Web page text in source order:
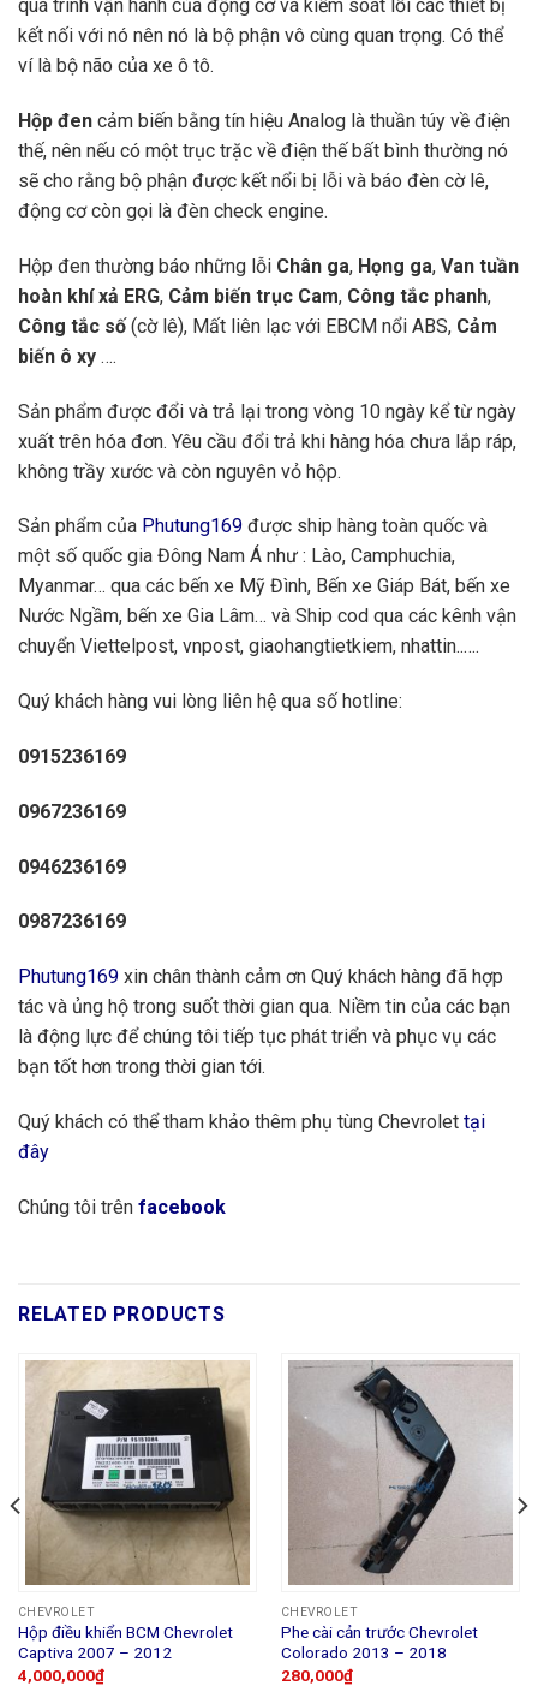
quá trình vận hành của động cơ và kiểm soát lỗi các thiết bị
kết nối với nó nên nó là bộ phận vô cùng quan trọng. Có thể
ví là bộ não của xe ô tô.
Hộp đen cảm biến bằng tín hiệu Analog là thuần túy về điện
thế, nên nếu có một trục trặc về điện thế bất bình thường nó
sẽ cho rằng bộ phận được kết nổi bị lỗi và báo đèn cờ lê,
động cơ còn gọi là đèn check engine.
Hộp đen thường báo những lỗi Chân ga, Họng ga, Van tuần
hoàn khí xả ERG, Cảm biến trục Cam, Công tắc phanh,
Công tắc số(cờ lê), Mất liên lạc với EBCM nổi ABS, Cảm
biến ô xy ….
Sản phẩm được đổi và trả lại trong vòng 10 ngày kể từ ngày
xuất trên hóa đơn. Yêu cầu đổi trả khi hàng hóa chưa lắp ráp,
không trầy xước và còn nguyên vỏ hộp.
Sản phẩm của Phutung169 được ship hàng toàn quốc và
một số quốc gia Đông Nam Á như : Lào, Camphuchia,
Myanmar… qua các bến xe Mỹ Đình, Bến xe Giáp Bát, bến xe
Nước Ngầm, bến xe Gia Lâm… và Ship cod qua các kênh vận
chuyển Viettelpost, vnpost, giaohangtietkiem, nhattin..….
Quý khách hàng vui lòng liên hệ qua số hotline:
0915236169
0967236169
0946236169
0987236169
Phutung169 xin chân thành cảm ơn Quý khách hàng đã hợp
tác và ủng hộ trong suốt thời gian qua. Niềm tin của các bạn
là động lực để chúng tôi tiếp tục phát triển và phục vụ các
bạn tốt hơn trong thời gian tới.
Quý khách có thể tham khảo thêm phụ tùng Chevrolet tại
đây
Chúng tôi trên facebook
RELATED PRODUCTS
CHEVROLET
Hộp điều khiển BCM Chevrolet
Captiva 2007 – 2012
4,000,000₫
CHEVROLET
Phe cài cản trước Chevrolet
Colorado 2013 – 2018
280,000₫